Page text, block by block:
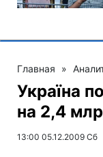
Главная »
Україна
на 2,4
13:00 05.12.2009 Сб